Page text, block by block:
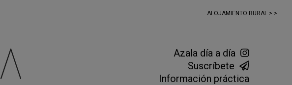
ALOJAMIENTO RURAL > >
Azala día a día
Suscríbete
Información práctica